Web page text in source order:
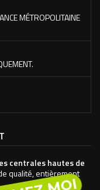
MÉTROPOLITAINE
centrales hautes de
qualité, entièrement